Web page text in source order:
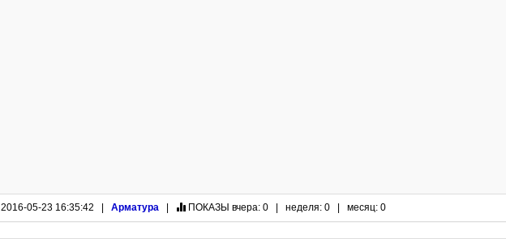
2016-05-23 16:35:42 | Арматура ПОКАЗЫ вчера: 0 | неделя: 0 | месяц: 0